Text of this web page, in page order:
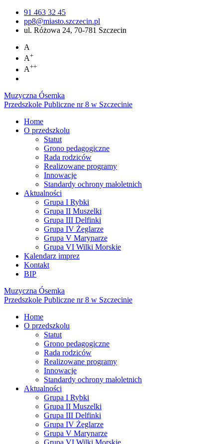
91 463 32 45
pp8@miasto.szczecin.pl
ul. Różowa 24, 70-781 Szczecin
A
A+
A++
Muzyczna Ósemka
Przedszkole Publiczne nr 8 w Szczecinie
Home
O przedszkolu
Statut
Grono pedagogiczne
Rada rodziców
Realizowane programy
Innowacje
Standardy ochrony małoletnich
Aktualności
Grupa I Rybki
Grupa II Muszelki
Grupa III Delfinki
Grupa IV Żeglarze
Grupa V Marynarze
Grupa VI Wilki Morskie
Kalendarz imprez
Kontakt
BIP
Muzyczna Ósemka
Przedszkole Publiczne nr 8 w Szczecinie
Home
O przedszkolu
Statut
Grono pedagogiczne
Rada rodziców
Realizowane programy
Innowacje
Standardy ochrony małoletnich
Aktualności
Grupa I Rybki
Grupa II Muszelki
Grupa III Delfinki
Grupa IV Żeglarze
Grupa V Marynarze
Grupa VI Wilki Morskie